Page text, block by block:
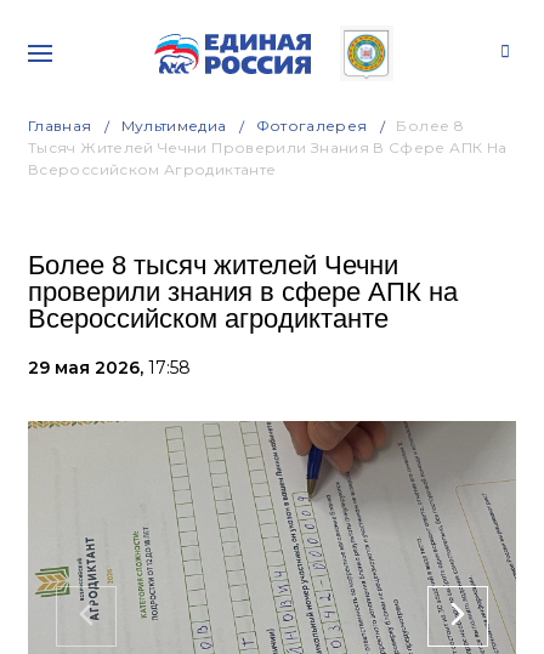
Главная Мультимедиа Фотогалерея
Более 8
Тысяч Жителей Чечни Проверили Знания В Сфере АПК На
Всероссийском Агродиктанте
Более 8 тысяч жителей Чечни
проверили знания в сфере АПК на
Всероссийском агродиктанте
29 мая 2026, 17:58